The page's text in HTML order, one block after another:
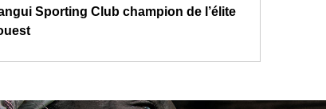
Sporting Club champion de l’élite